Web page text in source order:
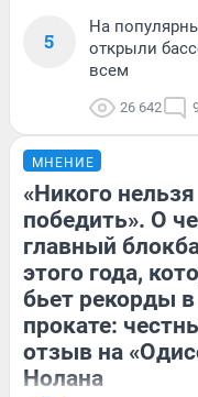
5
На
открыли
всем
26 642
МНЕНИЕ
«Никого нельзя
победить». О
главный
этого года,
бьет рекорды в
прокате:
отзыв на
Нолана